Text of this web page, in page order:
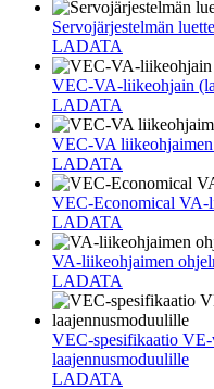
Servojärjestelmän
LADATA
VEC-VA-liikeohjain
LADATA
VEC-VA liikeohjaimen
LADATA
VEC-Economical VA-
LADATA
VA-liikeohjaimen
LADATA
VEC-spesifikaatio
laajennusmoduulille
LADATA